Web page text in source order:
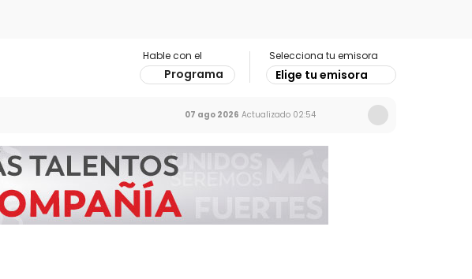
Hable con el
Programa
Selecciona tu emisora
Elige tu emisora
07 ago 2026 Actualizado 02:54